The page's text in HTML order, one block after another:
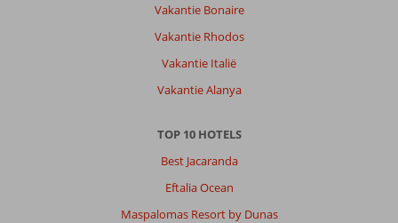
Vakantie Bonaire
Vakantie Rhodos
Vakantie Italië
Vakantie Alanya
TOP 10 HOTELS
Best Jacaranda
Eftalia Ocean
Maspalomas Resort by Dunas